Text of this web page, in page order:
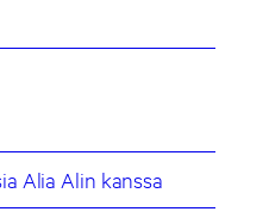
Alia Alin kanssa